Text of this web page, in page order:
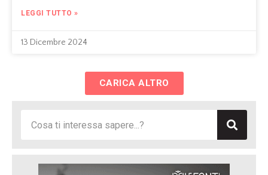
LEGGI TUTTO »
13 Dicembre 2024
CARICA ALTRO